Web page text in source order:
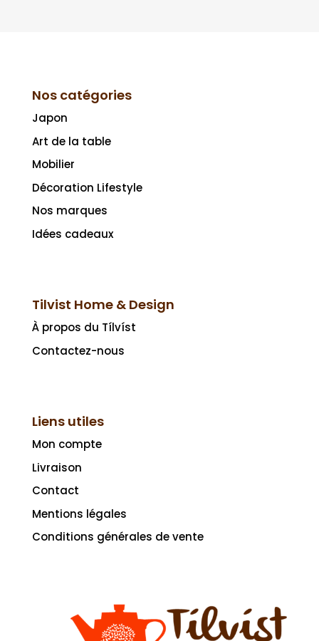
Nos catégories
Japon
Art de la table
Mobilier
Décoration Lifestyle
Nos marques
Idées cadeaux
Tilvist Home & Design
À propos du Tílvíst
Contactez-nous
Liens utiles
Mon compte
Livraison
Contact
Mentions légales
Conditions générales de vente